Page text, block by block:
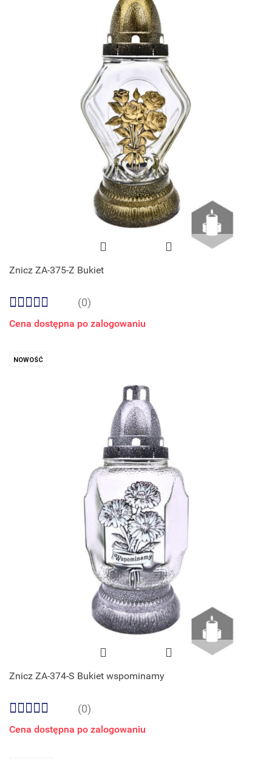
Znicz ZA-375-Z Bukiet
(0)
Cena dostępna po zalogowaniu
NOWOŚĆ
Znicz ZA-374-S Bukiet wspominamy
(0)
Cena dostępna po zalogowaniu